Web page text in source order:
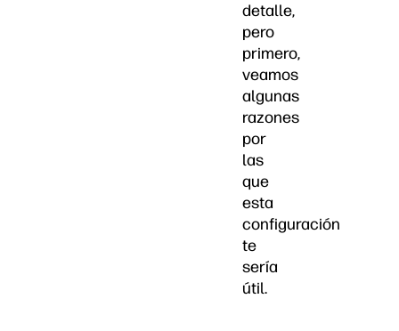
detalle,
pero
primero,
veamos
algunas
razones
por
las
que
esta
configuración
te
sería
útil.